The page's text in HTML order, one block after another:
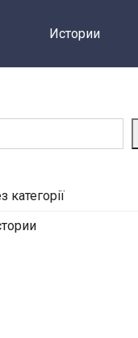
Истории
категорії